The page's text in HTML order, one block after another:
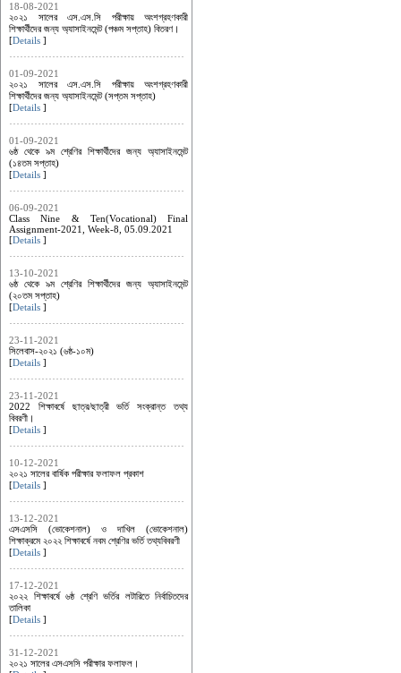
18-08-2021
২০২১ সালের এস.এস.সি পরীক্ষায় অংশগ্রহণকারী
শিক্ষার্থীদের জন্য অ্যাসাইনমেন্ট (পঞ্চম সপ্তাহ) বিতরণ।
[Details ]
01-09-2021
২০২১ সালের এস.এস.সি পরীক্ষায় অংশগ্রহণকারী
শিক্ষার্থীদের জন্য অ্যাসাইনমেন্ট (সপ্তম সপ্তাহ)
[Details ]
01-09-2021
৬ষ্ঠ থেকে ৯ম শ্রেণির শিক্ষার্থীদের জন্য অ্যাসাইনমেন্ট
(১৪তম সপ্তাহ)
[Details ]
06-09-2021
Class Nine & Ten(Vocational) Final
Assignment-2021, Week-8, 05.09.2021
[Details ]
13-10-2021
৬ষ্ঠ থেকে ৯ম শ্রেণির শিক্ষার্থীদের জন্য অ্যাসাইনমেন্ট
(২০তম সপ্তাহ)
[Details ]
23-11-2021
সিলেবাস-২০২১ (৬ষ্ঠ-১০ম)
[Details ]
23-11-2021
2022 শিক্ষাবর্ষে ছাত্র/ছাত্রী ভর্তি সংক্রান্ত তথ্য
বিবরণী।
[Details ]
10-12-2021
২০২১ সালের বার্ষিক পরীক্ষার ফলাফল প্রকাশ
[Details ]
13-12-2021
এসএসসি (ভোকেশনাল) ও দাখিল (ভোকেশনাল)
শিক্ষাক্রমে ২০২২ শিক্ষাবর্ষে নবম শ্রেণির ভর্তি তথ্যবিবরণী
[Details ]
17-12-2021
২০২২ শিক্ষাবর্ষে ৬ষ্ঠ শ্রেণি ভর্তির লটারিতে নির্বাচিতদের
তালিকা
[Details ]
31-12-2021
২০২১ সালের এসএসসি পরীক্ষার ফলাফল।